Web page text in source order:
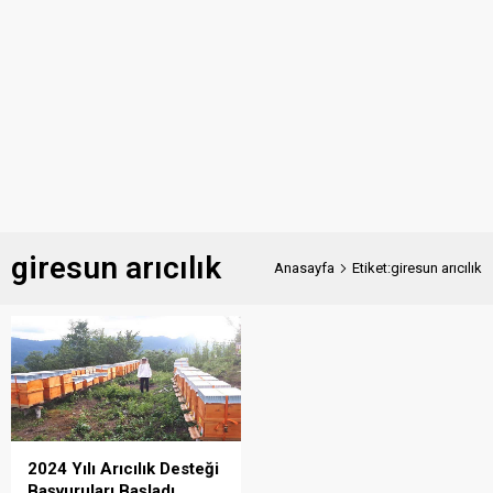
giresun arıcılık Anasayfa Etiket:giresun arıcılık
2024 Yılı Arıcılık Desteği